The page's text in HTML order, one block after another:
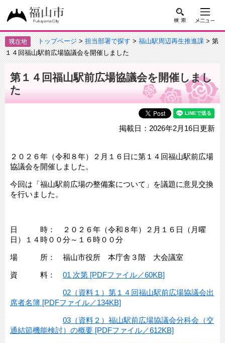
トップページ>担当部署で探す>福山駅周辺再生推進課> 第
１４回福山駅前広場協議会を開催しました
第１４回福山駅前広場協議会を開催しまし
た
掲載日：2026年2月16日更新
２０２６年（令和８年）２月１６日に第１４回福山駅前広場
協議会を開催しました。
今回は「福山駅前広場の整備案について」を議題に意見交換
を行いました。
日 時： ２０２６年（令和８年）２月１６日（月曜
日）１４時００分～１６時００分
場 所： 福山市役所 本庁舎３階 大会議室
資 料： 01 次第 [PDFファイル／60KB]
02（資料１）第１４回福山駅前広場協議会出
席者名簿 [PDFファイル／134KB]
03（資料２）福山駅前広場協議会分科会（交
通結節機能検討）の概要 [PDFファイル／612KB]